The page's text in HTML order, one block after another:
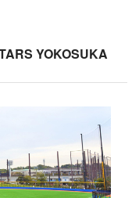
YOKOSUKA